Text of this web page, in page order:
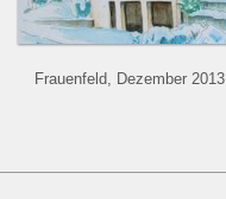
Frauenfeld, Dezember 2013.